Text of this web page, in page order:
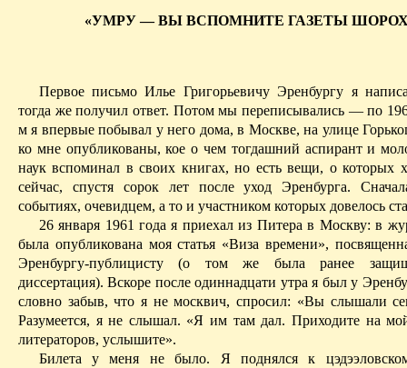
«УМРУ — ВЫ ВСПОМНИТЕ ГАЗЕТЫ
Первое письмо Илье Григорьевичу Эренбургу я
тогда же получил ответ. Потом мы переписывались — по
м я впервые побывал у него дома, в Москве, на улице
ко мне опубликованы, кое о чем тогдашний аспирант и
наук вспоминал в своих книгах, но есть вещи, о которых
сейчас, спустя сорок лет после уход Эренбурга.
событиях, очевидцем, а то и участником которых довелось
26 января 1961 года я приехал из Питера в Москву: в
была опубликована моя статья «Виза времени»,
Эренбургу-публицисту (о том же была ранее
диссертация). Вскоре после одиннадцати утра я был у
словно забыв, что я не москвич, спросил: «Вы слышали
Разумеется, я не слышал. «Я им там дал. Приходите на
литераторов, услышите».
Билета у меня не было. Я поднялся к